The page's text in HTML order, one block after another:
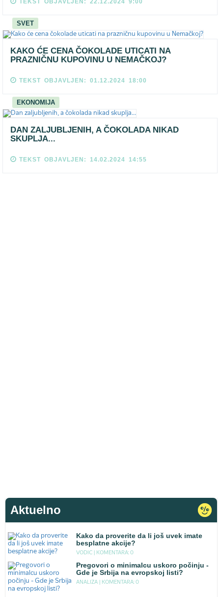
TEKST OBJAVLJEN: 22.12.2024 9:00
SVET
KAKO ĆE CENA ČOKOLADE UTICATI NA
PRAZNIČNU KUPOVINU U NEMAČKOJ?
TEKST OBJAVLJEN: 01.12.2024 18:00
EKONOMIJA
DAN ZALJUBLJENIH, A ČOKOLADA NIKAD
SKUPLJA...
TEKST OBJAVLJEN: 14.02.2024 14:55
Aktuelno
Kako da proverite da li još uvek imate
besplatne akcije?
VODIC | KOMENTARA: 0
Pregovori o minimalcu uskoro počinju -
Gde je Srbija na evropskoj listi?
ANALIZA | KOMENTARA: 0